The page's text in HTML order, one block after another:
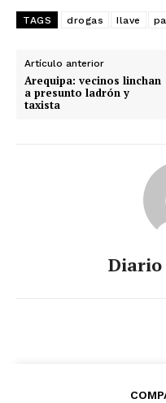
TAGS drogas Ilave
Artículo anterior
Arequipa: vecinos linchan
a presunto ladrón y
taxista
Diario